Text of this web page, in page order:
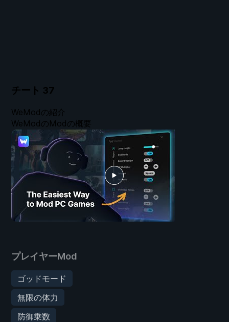
チート 37
プレイヤーMod
ゴッドモード
無限の体力
防御乗数
WeModの紹介
WeModのModの概要